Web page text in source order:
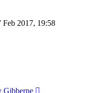
Feb 2017, 19:58
Gibberne